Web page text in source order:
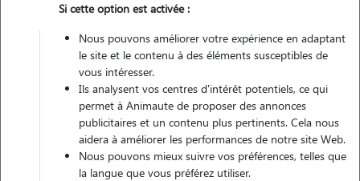
1 animal Maison
Véhiculé
Gardes réalisées
Contacter
Si cette option est activée :
Nous pouvons améliorer votre expérience en adaptant
le site et le contenu à des éléments susceptibles de
vous intéresser.
Ils analysent vos centres d'intérêt potentiels, ce qui
permet à Animaute de proposer des annonces
publicitaires et un contenu plus pertinents. Cela nous
aidera à améliorer les performances de notre site Web.
Nous pouvons mieux suivre vos préférences, telles que
la langue que vous préférez utiliser.